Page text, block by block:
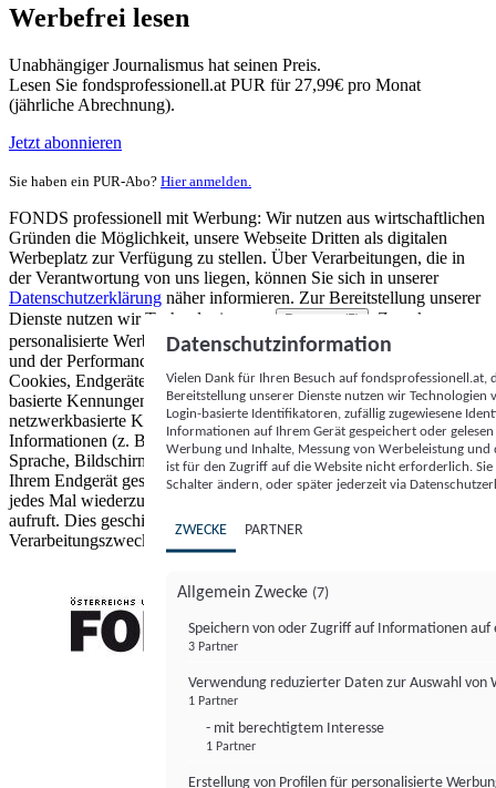
Werbefrei lesen
Unabhängiger Journalismus hat seinen Preis.
Lesen Sie fondsprofessionell.at PUR für 27,99€ pro Monat
(jährliche Abrechnung).
Jetzt abonnieren
Sie haben ein PUR-Abo? Hier anmelden.
FONDS professionell mit Werbung: Wir nutzen aus wirtschaftlichen
Gründen die Möglichkeit, unsere Webseite Dritten als digitalen
Werbeplatz zur Verfügung zu stellen. Über Verarbeitungen, die in
der Verantwortung von uns liegen, können Sie sich in unserer
Datenschutzerklärung näher informieren. Zur Bereitstellung unserer
Dienste nutzen wir Technologien von
Partnern (5)
. Zwecke:
personalisierte Werbung und Inhalte, Messung von Werbeleistung
und der Performance von Inhalten sowie Zielgruppenforschung.
Cookies, Endgeräte- oder ähnliche Online-Kennungen (z. B. login-
basierte Kennungen, zufällig generierte Kennungen,
netzwerkbasierte Kennungen) können zusammen mit anderen
Informationen (z. B. Browsertyp und Browserinformationen,
Sprache, Bildschirmgröße, unterstützte Technologien usw.) auf
Ihrem Endgerät gespeichert oder von dort ausgelesen werden, um es
jedes Mal wiederzuerkennen, wenn es eine App oder einer Webseite
aufruft. Dies geschieht für einen oder mehrere der hier aufgeführten
Verarbeitungszwecke.
Datenschutzinformation
Vielen Dank für Ihren Besuch auf
Bereitstellung unserer Dienste nutzen wir Technologien
Login-basierte Identifikatoren, zufällig zugewiesene
Informationen auf Ihrem Gerät gespeichert oder
Werbung und Inhalte, Messung von Werbeleistung
ist für den Zugriff auf die Website nicht erforderlich.
Schalter ändern, oder später jederzeit via
ZWECKE PARTNER
Allgemein Zwecke (7)
Speichern von oder Zugriff auf Informationen auf
3 Partner
Verwendung reduzierter Daten zur Auswahl von
1 Partner
- mit berechtigtem Interesse
1 Partner
Erstellung von Profilen für personalisierte
FONDS professionell